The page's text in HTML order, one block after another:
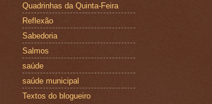
Quadrinhas da Quinta-Feira
Reflexão
Sabedoria
Salmos
saúde
saúde municipal
Textos do blogueiro